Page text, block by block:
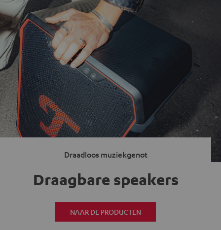
Draadloos muziekgenot
Draagbare speakers
NAAR DE PRODUCTEN